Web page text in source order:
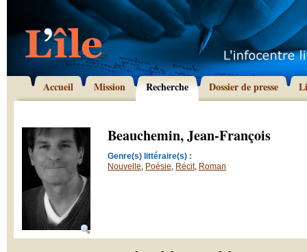
Accueil Mission Recherche Dossier de presse
Beauchemin, Jean-François
Genre(s) littéraire(s) :
Nouvelle, Poésie, Récit, Roman